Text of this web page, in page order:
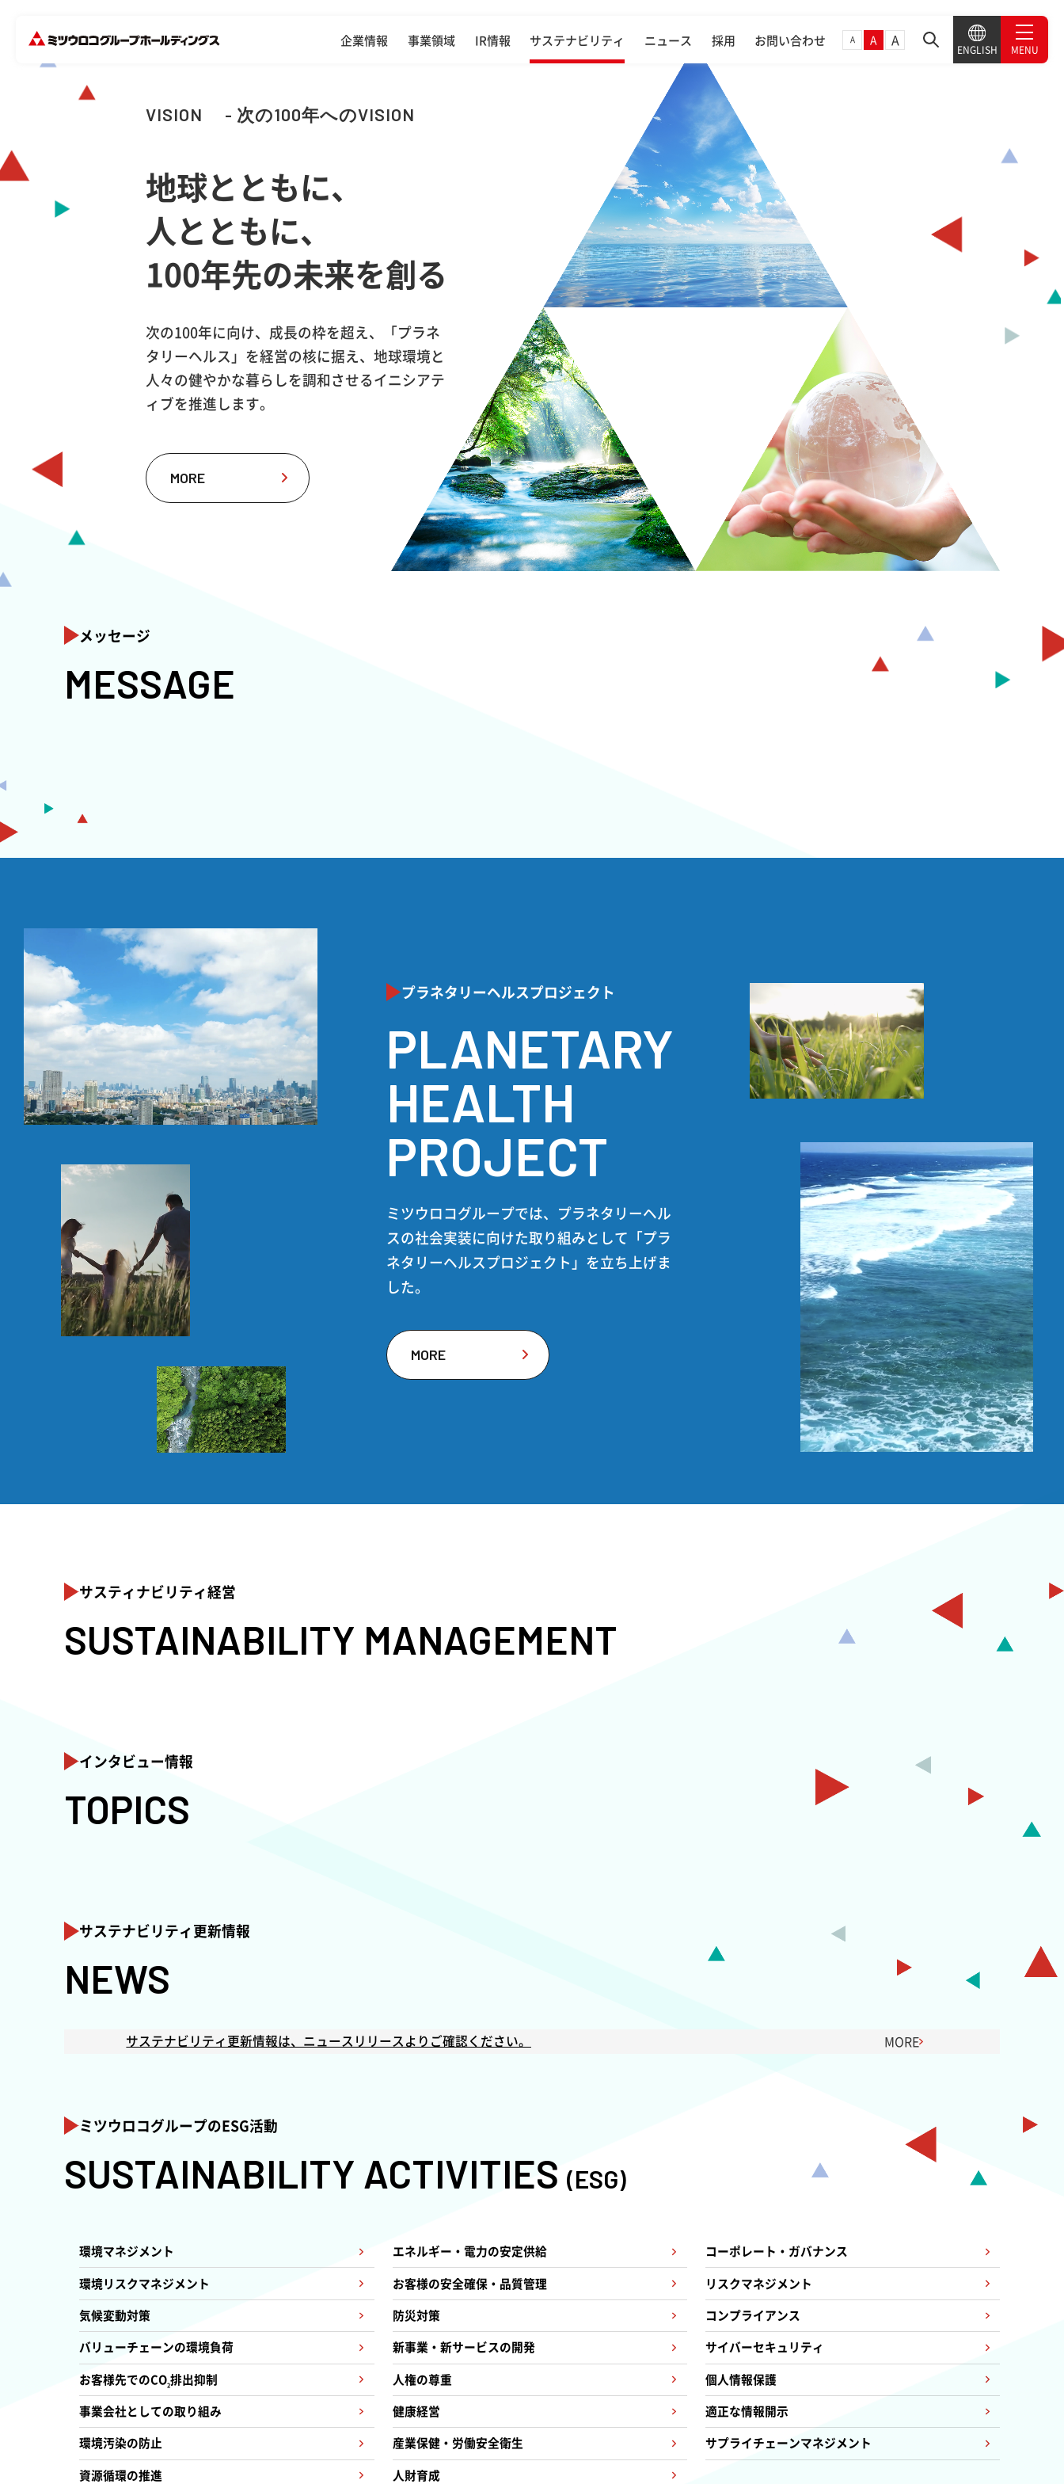
企業情報 事業領域 IR情報 サステナビリティ ニュース 採用 お問い合わせ A A A
ENGLISH MENU
VISION - 次の100年へのVISION
地球とともに、
人とともに、
100年先の未来を創る
次の100年に向け、成長の枠を超え、「プラネ
タリーヘルス」を経営の核に据え、地球環境と
人々の健やかな暮らしを調和させるイニシアテ
ィブを推進します。
MORE
メッセージ
MESSAGE
CEO
MESSAGE
- 社長メッセージ
プラネタリーヘルスプロジェクト
PLANETARY
HEALTH
PROJECT
ミツウロコグループでは、プラネタリーヘル
スの社会実装に向けた取り組みとして「プラ
ネタリーヘルスプロジェクト」を立ち上げま
した。
MORE
サスティナビリティ経営
SUSTAINABILITY MANAGEMENT
サステナビリティ
推進体制
インタビュー情報
TOPICS
【特集】インタビュー
ミツウロコビバレッジ環境推進室の挑戦
サステナビリティ更新情報
NEWS
サステナビリティ更新情報は、ニュースリリースよりご確認ください。 MORE
ミツウロコグループのESG活動
SUSTAINABILITY ACTIVITIES (ESG)
Environment
環境マネジメント
環境リスクマネジメント
気候変動対策
バリューチェーンの環境負荷
お客様先でのCO2排出抑制
事業会社としての取り組み
環境汚染の防止
資源循環の推進
Social
エネルギー・電力の安定供給
お客様の安全確保・品質管理
防災対策
新事業・新サービスの開発
人権の尊重
健康経営
産業保健・労働安全衛生
人財育成
Governance
コーポレート・ガバナンス
リスクマネジメント
コンプライアンス
サイバーセキュリティ
個人情報保護
適正な情報開示
サプライチェーンマネジメント